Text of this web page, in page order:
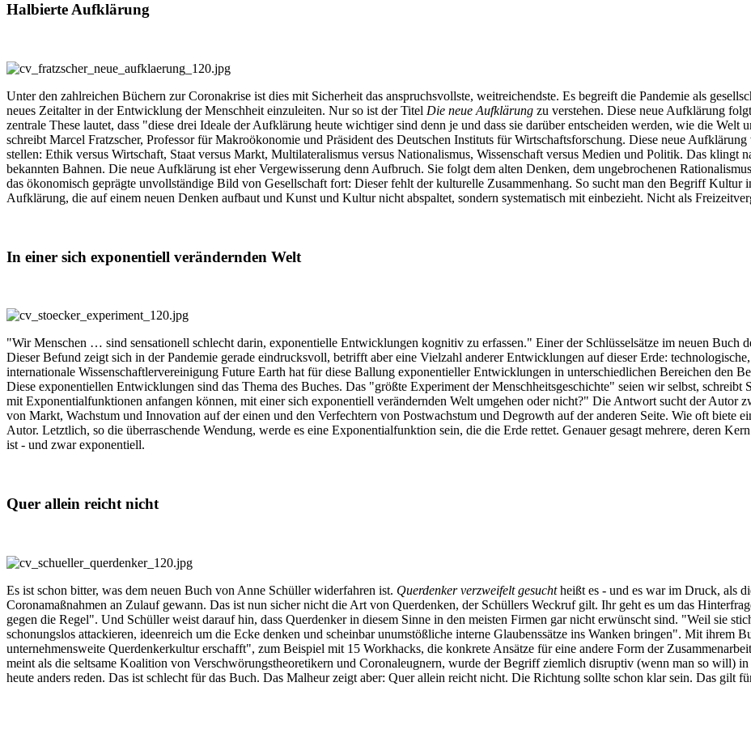
Halbierte Aufklärung
Unter den zahlreichen Büchern zur Coronakrise ist dies mit Sicherheit das anspruchsvollste, weitreichendste. Es begreift die Pandemie als
neues Zeitalter in der Entwicklung der Menschheit einzuleiten. Nur so ist der Titel Die neue Aufklärung zu verstehen. Diese neue Aufklärung
zentrale These lautet, dass "diese drei Ideale der Aufklärung heute wichtiger sind denn je und dass sie darüber entscheiden werden, wie die Welt
schreibt Marcel Fratzscher, Professor für Makroökonomie und Präsident des Deutschen Instituts für Wirtschaftsforschung. Diese neue
stellen: Ethik versus Wirtschaft, Staat versus Markt, Multilateralismus versus Nationalismus, Wissenschaft versus Medien und Politik. Das klingt
bekannten Bahnen. Die neue Aufklärung ist eher Vergewisserung denn Aufbruch. Sie folgt dem alten Denken, dem ungebrochenen
das ökonomisch geprägte unvollständige Bild von Gesellschaft fort: Dieser fehlt der kulturelle Zusammenhang. So sucht man den Begriff Kultur
Aufklärung, die auf einem neuen Denken aufbaut und Kunst und Kultur nicht abspaltet, sondern systematisch mit einbezieht. Nicht als
In einer sich exponentiell verändernden Welt
"Wir Menschen … sind sensationell schlecht darin, exponentielle Entwicklungen kognitiv zu erfassen." Einer der Schlüsselsätze im neuen Buch
Dieser Befund zeigt sich in der Pandemie gerade eindrucksvoll, betrifft aber eine Vielzahl anderer Entwicklungen auf dieser Erde:
internationale Wissenschaftlervereinigung Future Earth hat für diese Ballung exponentieller Entwicklungen in unterschiedlichen Bereichen den
Diese exponentiellen Entwicklungen sind das Thema des Buches. Das "größte Experiment der Menschheitsgeschichte" seien wir selbst,
mit Exponentialfunktionen anfangen können, mit einer sich exponentiell verändernden Welt umgehen oder nicht?" Die Antwort sucht der Autor
von Markt, Wachstum und Innovation auf der einen und den Verfechtern von Postwachstum und Degrowth auf der anderen Seite. Wie oft biete
Autor. Letztlich, so die überraschende Wendung, werde es eine Exponentialfunktion sein, die die Erde rettet. Genauer gesagt mehrere, deren
ist - und zwar exponentiell.
Quer allein reicht nicht
Es ist schon bitter, was dem neuen Buch von Anne Schüller widerfahren ist. Querdenker verzweifelt gesuchtheißt es - und es war im Druck, als
Coronamaßnahmen an Zulauf gewann. Das ist nun sicher nicht die Art von Querdenken, der Schüllers Weckruf gilt. Ihr geht es um das
gegen die Regel". Und Schüller weist darauf hin, dass Querdenker in diesem Sinne in den meisten Firmen gar nicht erwünscht sind. "Weil sie
schonungslos attackieren, ideenreich um die Ecke denken und scheinbar unumstößliche interne Glaubenssätze ins Wanken bringen". Mit ihrem
unternehmensweite Querdenkerkultur erschafft", zum Beispiel mit 15 Workhacks, die konkrete Ansätze für eine andere Form der
meint als die seltsame Koalition von Verschwörungstheoretikern und Coronaleugnern, wurde der Begriff ziemlich disruptiv (wenn man so will)
heute anders reden. Das ist schlecht für das Buch. Das Malheur zeigt aber: Quer allein reicht nicht. Die Richtung sollte schon klar sein. Das gilt